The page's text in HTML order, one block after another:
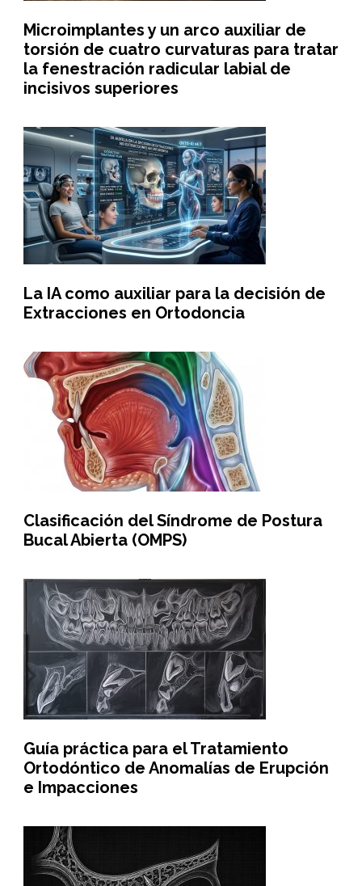
Microimplantes y un arco auxiliar de
torsión de cuatro curvaturas para tratar
la fenestración radicular labial de
incisivos superiores
La IA como auxiliar para la decisión de
Extracciones en Ortodoncia
Clasificación del Síndrome de Postura
Bucal Abierta (OMPS)
Guía práctica para el Tratamiento
Ortodóntico de Anomalías de Erupción
e Impacciones